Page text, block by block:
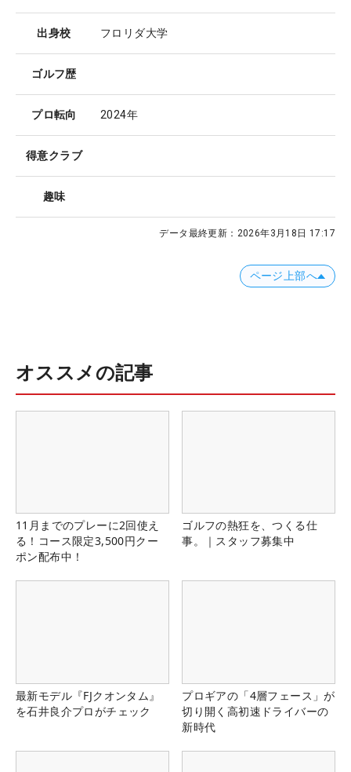
出身校 フロリダ大学
ゴルフ歴
プロ転向 2024年
得意クラブ
趣味
データ最終更新： 2026年3月18日 17:17
ページ上部へ
オススメの記事
11月までのプレーに2回使え
る！コース限定3,500円クー
ポン配布中！
ゴルフの熱狂を、つくる仕
事。｜スタッフ募集中
最新モデル『FJクオンタム』
を石井良介プロがチェック
プロギアの「4層フェース」が
切り開く高初速ドライバーの
新時代